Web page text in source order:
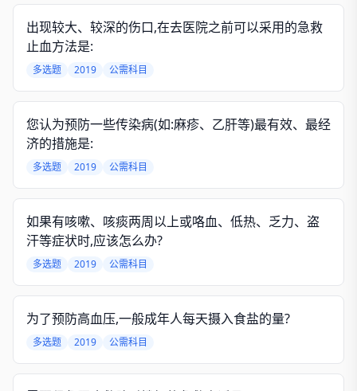
出现较大、较深的伤口,在去医院之前可以采用的急救
止血方法是:
多选题 2019 公需科目
您认为预防一些传染病(如:麻疹、乙肝等)最有效、最经
济的措施是:
多选题 2019 公需科目
如果有咳嗽、咳痰两周以上或咯血、低热、乏力、盗
汗等症状时,应该怎么办?
多选题 2019 公需科目
为了预防高血压,一般成年人每天摄入食盐的量?
多选题 2019 公需科目